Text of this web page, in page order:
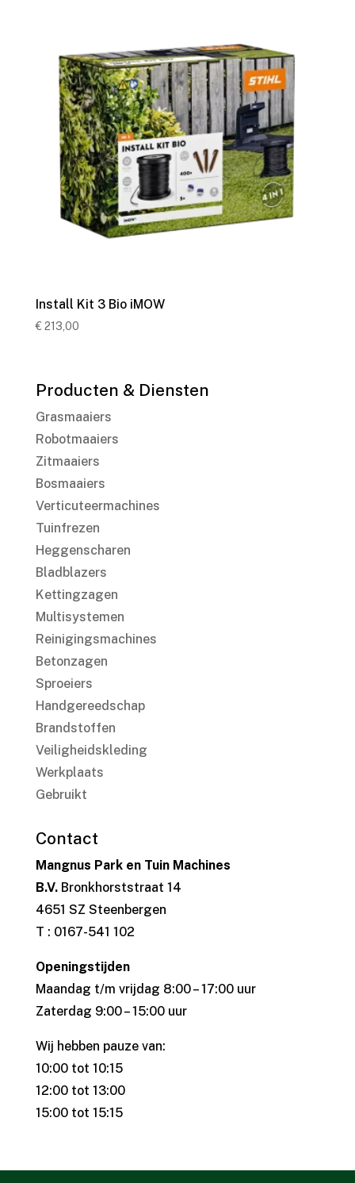
Install Kit 3 Bio iMOW
€ 213,00
Producten & Diensten
Grasmaaiers
Robotmaaiers
Zitmaaiers
Bosmaaiers
Verticuteermachines
Tuinfrezen
Heggenscharen
Bladblazers
Kettingzagen
Multisystemen
Reinigingsmachines
Betonzagen
Sproeiers
Handgereedschap
Brandstoffen
Veiligheidskleding
Werkplaats
Gebruikt
Contact
Mangnus Park en Tuin Machines
B.V.Bronkhorststraat 14
4651 SZ Steenbergen
T : 0167-541 102
Openingstijden
Maandag t/m vrijdag 8:00 – 17:00 uur
Zaterdag 9:00 – 15:00 uur
Wij hebben pauze van:
10:00 tot 10:15
12:00 tot 13:00
15:00 tot 15:15